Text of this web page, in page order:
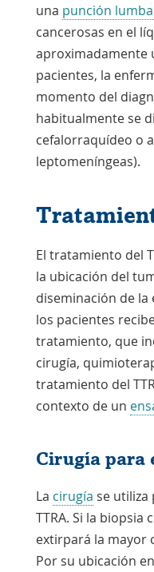
una punción
cancerosas en el
aproximadamente
pacientes, la
momento del
habitualmente se
cefalorraquídeo o
leptomeníngeas).
El tratamiento del
la ubicación del
diseminación de la
los pacientes
tratamiento, que
cirugía,
tratamiento del
contexto de un
Cirugía para
La cirugía se
TTRA. Si la biopsia
extirpará la mayor
Por su ubicación